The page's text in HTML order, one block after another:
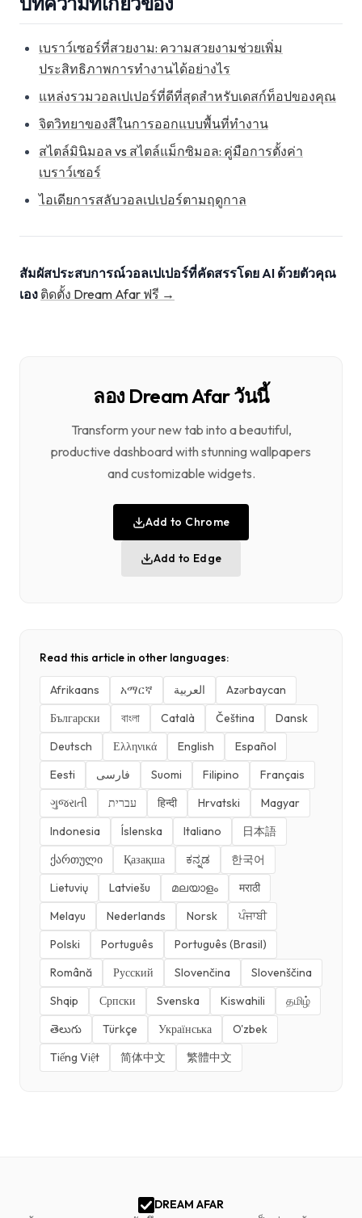
เบราว์เซอร์ที่สวยงาม: ความสวยงามช่วยเพิ่ม
ประสิทธิภาพการทำงานได้อย่างไร
แหล่งรวมวอลเปเปอร์ที่ดีที่สุดสำหรับเดสก์ท็อปของคุณ
จิตวิทยาของสีในการออกแบบพื้นที่ทำงาน
สไตล์มินิมอล vs สไตล์แม็กซิมอล: คู่มือการตั้งค่า
เบราว์เซอร์
ไอเดียการสลับวอลเปเปอร์ตามฤดูกาล
สัมผัสประสบการณ์วอลเปเปอร์ที่คัดสรรโดย AI ด้วยตัวคุณ
เอง ติดตั้ง Dream Afar ฟรี →
ลอง Dream Afar วันนี้
Transform your new tab into a beautiful,
productive dashboard with stunning wallpapers
and customizable widgets.
Add to Chrome
Add to Edge
Read this article in other languages:
Afrikaans አማርኛ العربية
Azərbaycan
Български
বাংলা Català Čeština
Dansk
Deutsch
Ελληνικά English
Español
Eesti
فارسی Suomi Filipino
Français
ગુજરાતી
עברית हिन्दी Hrvatski
Magyar
Indonesia
Íslenska Italiano
日本語
ქართული
Қазақша ಕನ್ನಡ
한국어
Lietuvių
Latviešu മലയാളം
मराठी
Melayu
Nederlands Norsk
ਪੰਜਾਬੀ
Polski
Português
Português (Brasil)
Română
Русский Slovenčina
Slovenščina
Shqip
Српски Svenska Kiswahili
தமிழ்
తెలుగు
Türkçe Українська
O'zbek
Tiếng Việt
简体中文 繁體中文
DREAM AFAR